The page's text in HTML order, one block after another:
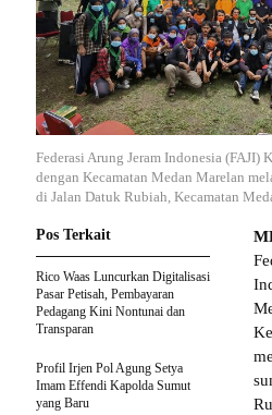
Federasi Arung Jeram Indonesia (FAJI)
dengan Kecamatan Medan Marelan
di Jalan Datuk Rubiah, Kecamatan
Pos Terkait
Rico Waas Luncurkan Digitalisasi
Pasar Petisah, Pembayaran
Pedagang Kini Nontunai dan
Transparan
Profil Irjen Pol Agung Setya
Imam Effendi Kapolda Sumut
yang Baru